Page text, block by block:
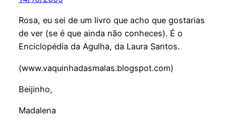
Rosa, eu sei de um livro que acho que gostarias
de ver (se é que ainda não conheces). É o
Enciclopédia da Agulha, da Laura Santos.
(www.vaquinhadasmalas.blogspot.com)
Beijinho,
Madalena